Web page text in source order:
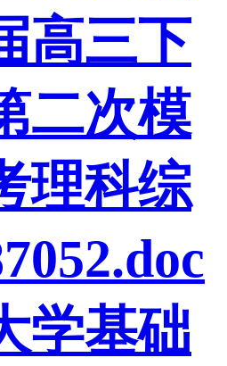
高三下
二次模
理科综
学基础